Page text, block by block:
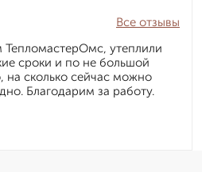
Все отзывы
утеплили
сроки и по не большой
на сколько сейчас можно
Благодарим за работу.